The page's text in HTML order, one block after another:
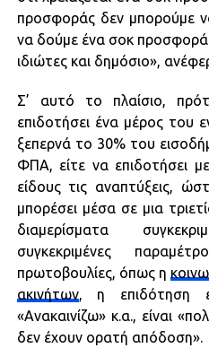
προσφοράς δεν μπορούμε
να δούμε ένα σοκ
ιδιώτες και δημόσιο»,
Σ’ αυτό το πλαίσιο,
επιδοτήσει ένα μέρος του
ξεπερνά το 30% του
ΦΠΑ, είτε να επιδοτήσει
είδους τις αναπτύξεις,
μπορέσει μέσα σε μια
διαμερίσματα
συγκεκριμένες
πρωτοβουλίες, όπως η
ακινήτων, η επιδότηση
«Ανακαινίζω» κ.α., είναι
δεν έχουν ορατή απόδοση».